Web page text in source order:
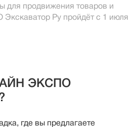
для продвижения товаров и
Ру пройдёт с 1 июля
ЭКСПО
где вы предлагаете